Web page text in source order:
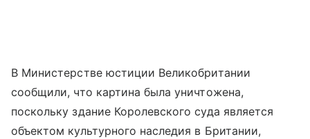
В Министерстве юстиции Великобритании
сообщили, что картина была уничтожена,
поскольку здание Королевского суда является
объектом культурного наследия в Британии,